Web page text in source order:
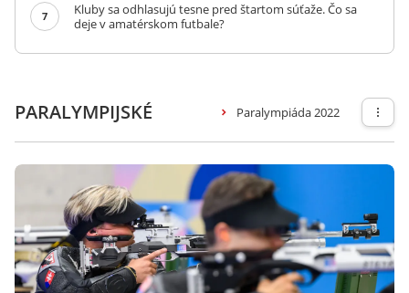
7
Kluby sa odhlasujú tesne pred štartom súťaže. Čo sa
deje v amatérskom futbale?
PARALYMPIJSKÉ Paralympiáda 2022